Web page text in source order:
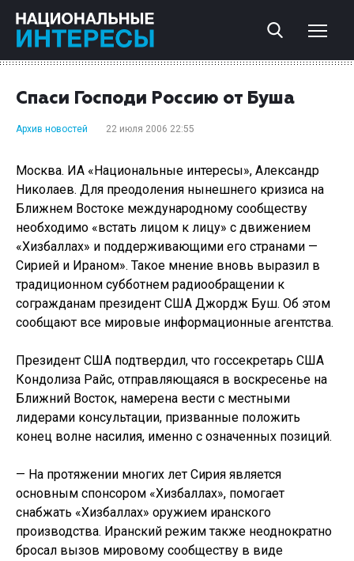
Спаси Господи Россию от Буша
Архив новостей 22 июля 2006 22:55
Москва. ИА «Национальные интересы», Александр
Николаев. Для преодоления нынешнего кризиса на
Ближнем Востоке международному сообществу
необходимо «встать лицом к лицу» с движением
«Хизбаллах» и поддерживающими его странами —
Сирией и Ираном». Такое мнение вновь выразил в
традиционном субботнем радиообращении к
согражданам президент США Джордж Буш. Об этом
сообщают все мировые информационные агентства.
Президент США подтвердил, что госсекретарь США
Кондолиза Райс, отправляющаяся в воскресенье на
Ближний Восток, намерена вести с местными
лидерами консультации, призванные положить
конец волне насилия, именно с означенных позиций.
— На протяжении многих лет Сирия является
основным спонсором «Хизбаллах», помогает
снабжать «Хизбаллах» оружием иранского
производства. Иранский режим также неоднократно
бросал вызов мировому сообществу в виде